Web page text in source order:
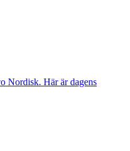
Nordisk. Här är dagens